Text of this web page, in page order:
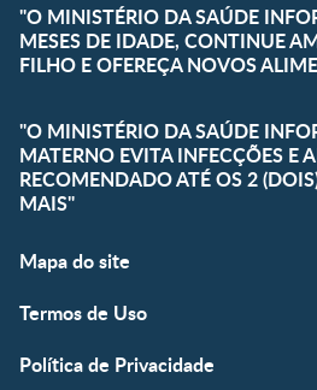
"O MINISTÉRIO DA SAÚDE
MESES DE IDADE, CONTINUE
FILHO E OFEREÇA NOVOS
"O MINISTÉRIO DA SAÚDE
MATERNO EVITA INFECÇÕES E
RECOMENDADO ATÉ OS 2
MAIS"
Mapa do site
Termos de Uso
Política de Privacidade